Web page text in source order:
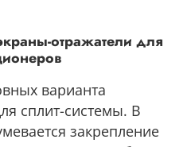
отражатели для
варианта
сплит-системы. В
закрепление